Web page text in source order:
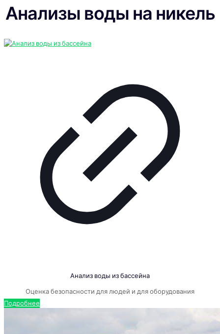
Анализы воды на никель
Анализ воды из бассейна
Оценка безопасности для людей и для оборудования
Подробнее